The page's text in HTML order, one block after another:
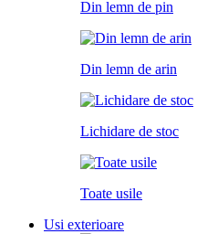
Din lemn de pin
Din lemn de arin
Lichidare de stoc
Toate usile
Usi exterioare